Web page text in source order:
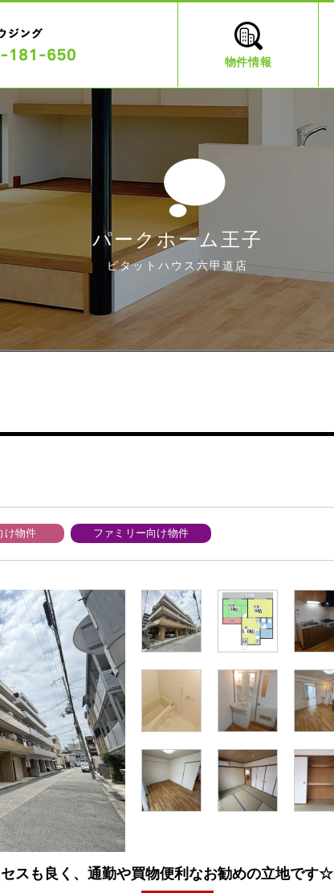
物件情報
パークホーム王子
ピタットハウス六甲道店
け物件 ファミリー向け物件
スも良く、通勤や買物便利なお勧めの立地です☆